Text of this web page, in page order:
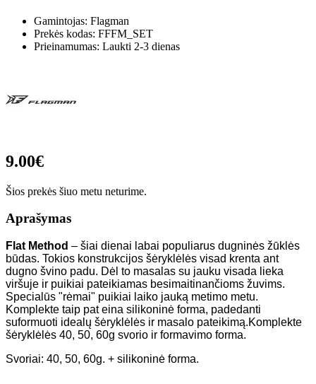
Gamintojas: Flagman
Prekės kodas: FFFM_SET
Prieinamumas: Laukti 2-3 dienas
9.00€
Šios prekės šiuo metu neturime.
Aprašymas
Flat Method – šiai dienai labai populiarus dugninės žūklės
būdas. Tokios konstrukcijos šėryklėlės visad krenta ant
dugno švino padu. Dėl to masalas su jauku visada lieka
viršuje ir puikiai pateikiamas besimaitinančioms žuvims.
Specialūs "rėmai" puikiai laiko jauką metimo metu.
Komplekte taip pat eina silikoninė forma, padedanti
suformuoti idealų šėryklėlės ir masalo pateikimą.Komplekte
šėryklėlės 40, 50, 60g svorio ir formavimo forma.
Svoriai: 40, 50, 60g. + silikoninė forma.